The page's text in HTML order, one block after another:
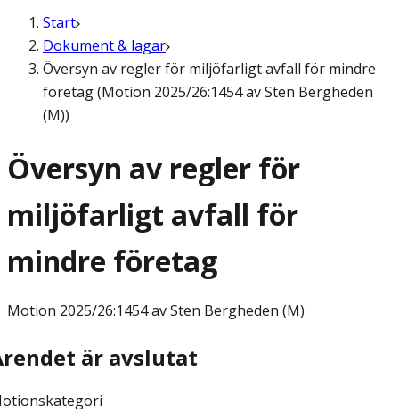
Start
Dokument & lagar
Översyn av regler för miljöfarligt avfall för mindre
företag (Motion 2025/26:1454 av Sten Bergheden
(M))
Översyn av regler för
miljöfarligt avfall för
mindre företag
Motion 2025/26:1454 av Sten Bergheden (M)
är avslutat